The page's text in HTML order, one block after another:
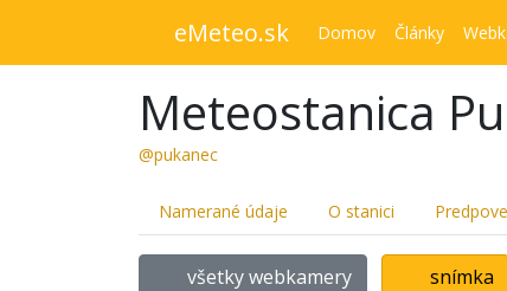
eMeteo.sk Domov Články
Meteostanica
@pukanec
Namerané údaje O stanici
všetky webkamery snímka